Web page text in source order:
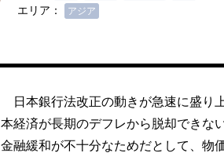
エリア： アジア
日本銀行法改正の動きが急速に盛り
本経済が長期のデフレから脱却できな
金融緩和が不十分なためだとして、物